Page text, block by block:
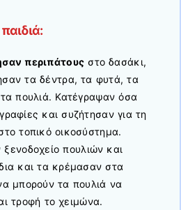
περιπάτους στο δασάκι,
τα δέντρα, τα φυτά, τα
πουλιά. Κατέγραψαν όσα
και συζήτησαν για τη
τοπικό οικοσύστημα.
πουλιών και
και τα κρέμασαν στα
μπορούν τα πουλιά να
τροφή το χειμώνα.